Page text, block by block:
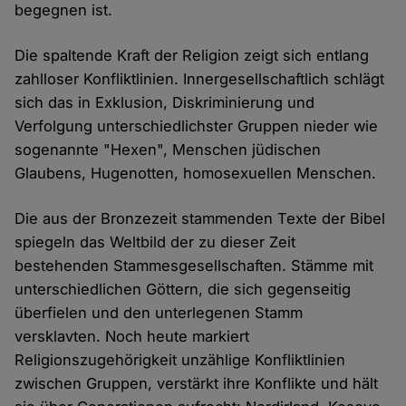
begegnen ist.
Die spaltende Kraft der Religion zeigt sich entlang
zahlloser Konfliktlinien. Innergesellschaftlich schlägt
sich das in Exklusion, Diskriminierung und
Verfolgung unterschiedlichster Gruppen nieder wie
sogenannte "Hexen", Menschen jüdischen
Glaubens, Hugenotten, homosexuellen Menschen.
Die aus der Bronzezeit stammenden Texte der Bibel
spiegeln das Weltbild der zu dieser Zeit
bestehenden Stammesgesellschaften. Stämme mit
unterschiedlichen Göttern, die sich gegenseitig
überfielen und den unterlegenen Stamm
versklavten. Noch heute markiert
Religionszugehörigkeit unzählige Konfliktlinien
zwischen Gruppen, verstärkt ihre Konflikte und hält